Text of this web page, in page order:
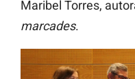
Maribel Torres,
marcades.